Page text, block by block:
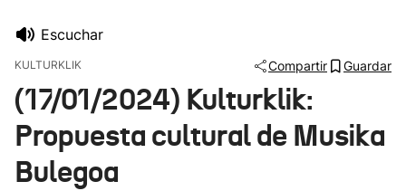
Ikusmiran
Escuchar
KULTURKLIK Compartir Guardar
(17/01/2024) Kulturklik:
Propuesta cultural de Musika
Bulegoa